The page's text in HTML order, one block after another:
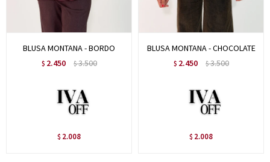
BLUSA MONTANA - BORDO
$ 2.450 $3.500
$ 2.008
BLUSA MONTANA - CHOCOLATE
$ 2.450 $3.500
$ 2.008